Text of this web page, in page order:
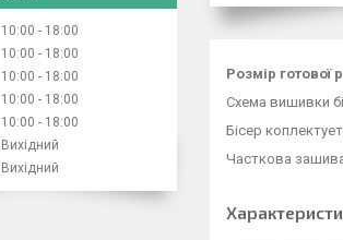
Розмір готової
Схема вишивки
Бісер
Часткова
10:00
18:00
10:00
18:00
10:00
18:00
10:00
18:00
10:00
18:00
Вихідний
Вихідний